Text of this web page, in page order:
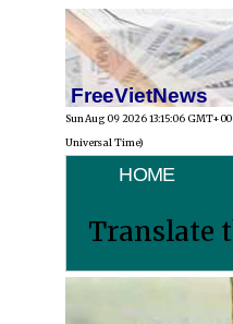
FreeVietNews
Sun Aug 09 2026 13:15:06
Universal Time)
HOME
Translate